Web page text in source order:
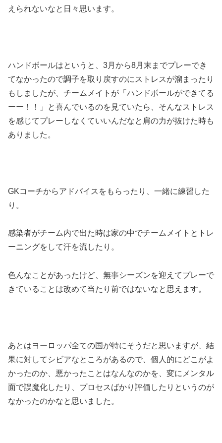
えられないなと日々思います。
ハンドボールはというと、3月から8月末までプレーでき
てなかったので調子を取り戻すのにストレスが溜まったり
もしましたが、チームメイトが「ハンドボールができてる
ーー！！」と喜んでいるのを見ていたら、そんなストレス
を感じてプレーしなくていいんだなと肩の力が抜けた時も
ありました。
GKコーチからアドバイスをもらったり、一緒に練習した
り。
感染者がチーム内で出た時は家の中でチームメイトとトレ
ーニングをして汗を流したり。
色んなことがあったけど、無事シーズンを迎えてプレーで
きていることは改めて当たり前ではないなと思えます。
あとはヨーロッパ全ての国が特にそうだと思いますが、結
果に対してシビアなところがあるので、個人的にどこがよ
かったのか、悪かったことはなんなのかを、変にメンタル
面で誤魔化したり、プロセスばかり評価したりというのが
なかったのかなと思いました。